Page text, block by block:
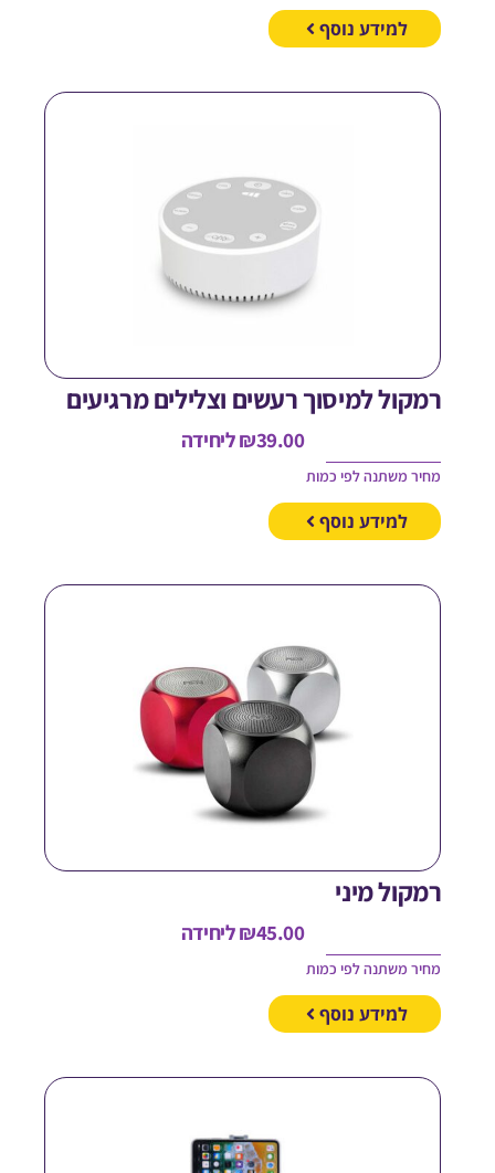
למידע נוסף
למיסוך רעשים וצלילים מרגיעים
₪ליחידה
משתנה לפי כמות
למידע נוסף
מיני
₪ליחידה
משתנה לפי כמות
למידע נוסף